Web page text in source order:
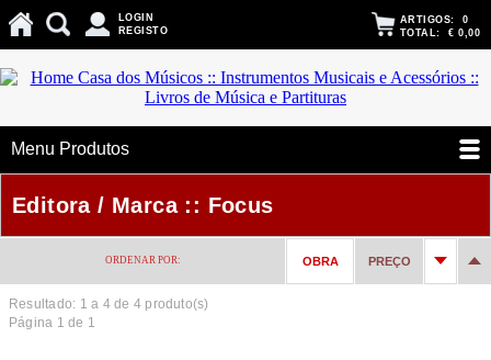
LOGIN
REGISTO
ARTIGOS: 0
TOTAL: € 0,00
Menu Produtos
Editora / Marca :: Focus
ORDENAR POR: OBRA PREÇO
Resultado: 1 a 4de 4 produto(s)
Página 1 de 1